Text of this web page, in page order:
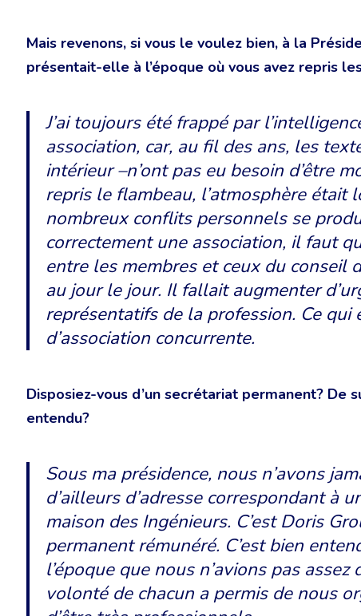
Mais revenons, si vous le voulez bien, à la
présentait-elle à l’époque où vous avez repris
J’ai toujours été frappé par
association, car, au fil des ans, les
intérieur –n’ont pas eu besoin d’être
repris le flambeau, l’atmosphère
nombreux conflits personnels se
correctement une association, il faut
entre les membres et ceux du conseil
au jour le jour. Il fallait augmenter
représentatifs de la profession. Ce qui
d’association concurrente.
Disposiez-vous d’un secrétariat permanent? De
entendu?
Sous ma présidence, nous n’avons
d’ailleurs d’adresse correspondant à
maison des Ingénieurs. C’est Doris
permanent rémunéré. C’est bien
l’époque que nous n’avions pas
volonté de chacun a permis de nous